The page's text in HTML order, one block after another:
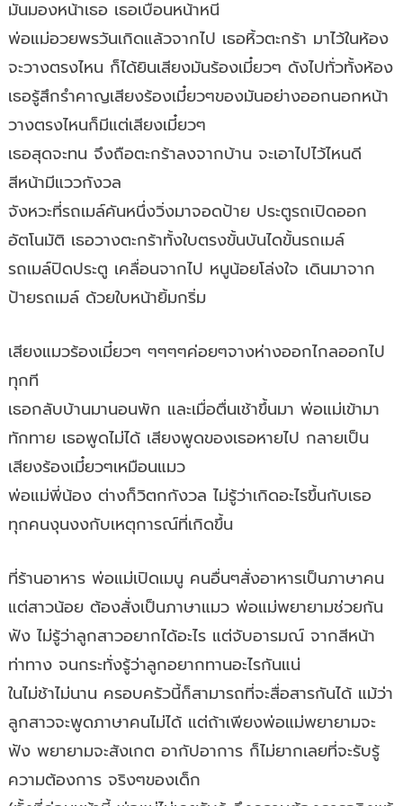
มันมองหน้าเธอ เธอเบือนหน้าหนี
พ่อแม่อวยพรวันเกิดแล้วจากไป เธอหิ้วตะกร้า มาไว้ในห้อง
จะวางตรงไหน ก็ได้ยินเสียงมันร้องเมี๋ยวๆ ดังไปทั่วทั้งห้อง
เธอรู้สึกรำคาญเสียงร้องเมี๋ยวๆของมันอย่างออกนอกหน้า
วางตรงไหนก็มีแต่เสียงเมี๋ยวๆ
เธอสุดจะทน จึงถือตะกร้าลงจากบ้าน จะเอาไปไว้ไหนดี
สีหน้ามีแววกังวล
จังหวะที่รถเมล์คันหนึ่งวิ่งมาจอดป้าย ประตูรถเปิดออก
อัตโนมัติ เธอวางตะกร้าทั้งใบตรงขั้นบันไดขั้นรถเมล์
รถเมล์ปิดประตู เคลื่อนจากไป หนูน้อยโล่งใจ เดินมาจาก
ป้ายรถเมล์ ด้วยใบหน้ายิ้มกริ่ม
เสียงแมวร้องเมี๋ยวๆ ๆๆๆๆค่อยๆจางห่างออกไกลออกไป
ทุกที
เธอกลับบ้านมานอนพัก และเมื่อตื่นเช้าขึ้นมา พ่อแม่เข้ามา
ทักทาย เธอพูดไม่ได้ เสียงพูดของเธอหายไป กลายเป็น
เสียงร้องเมี๋ยวๆเหมือนแมว
พ่อแม่พี่น้อง ต่างก็วิตกกังวล ไม่รู้ว่าเกิดอะไรขึ้นกับเธอ
ทุกคนงุนงงกับเหตุการณ์ที่เกิดขึ้น
ที่ร้านอาหาร พ่อแม่เปิดเมนู คนอื่นๆสั่งอาหารเป็นภาษาคน
แต่สาวน้อย ต้องสั่งเป็นภาษาแมว พ่อแม่พยายามช่วยกัน
ฟัง ไม่รู้ว่าลูกสาวอยากได้อะไร แต่จับอารมณ์ จากสีหน้า
ท่าทาง จนกระทั่งรู้ว่าลูกอยากทานอะไรกันแน่
ในไม่ช้าไม่นาน ครอบครัวนี้ก็สามารถที่จะสื่อสารกันได้ แม้ว่า
ลูกสาวจะพูดภาษาคนไม่ได้ แต่ถ้าเพียงพ่อแม่พยายามจะ
ฟัง พยายามจะสังเกต อากัปอาการ ก็ไม่ยากเลยที่จะรับรู้
ความต้องการ จริงๆของเด็ก